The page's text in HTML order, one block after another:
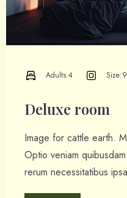
Deluxe room
Image for cattle earth.
Optio veniam
rerum necessitatibus
Adults:4 Size:
Check-in